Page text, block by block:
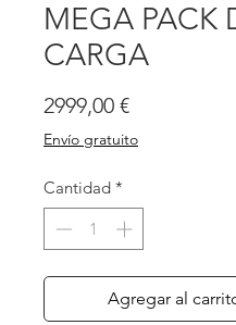
MEGA PACK
CARGA
2999,00 €Precio
Envío gratuito
Cantidad *
Agregar al